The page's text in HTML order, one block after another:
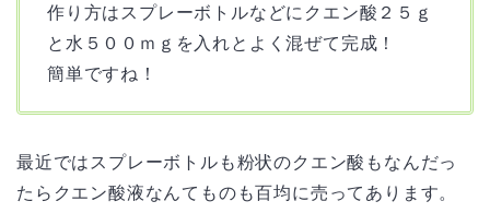
作り方はスプレーボトルなどにクエン酸２５ｇ
と水５００ｍｇを入れとよく混ぜて完成！
簡単ですね！
最近ではスプレーボトルも粉状のクエン酸もなんだっ
たらクエン酸液なんてものも百均に売ってあります。